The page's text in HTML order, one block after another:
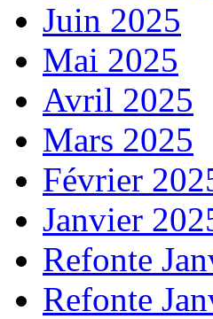
Juin 2025
Mai 2025
Avril 2025
Mars 2025
Février
Janvier
Refonte
Refonte